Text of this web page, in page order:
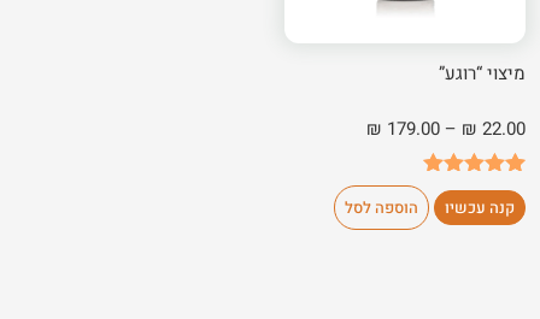
מיצוי “רוגע”
₪ 22.00
–
₪ 179.00
עד
מדורג5.00
מתוך 5
מבוסס על
1
קנה עכשיו הוספה לסל